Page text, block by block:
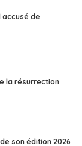
accusé de
la résurrection
son édition 2026